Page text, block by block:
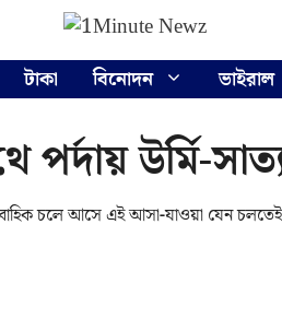
টাকা বিনোদন ভাইরাল
উর্মি-
চলে আসে এই আসা-যাওয়া যেন চলতেই